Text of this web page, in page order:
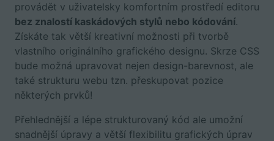
provádět v uživatelsky komfortním prostředí editoru
bez znalostí kaskádových stylů nebo kódování.
Získáte tak větší kreativní možnosti při tvorbě
vlastního originálního grafického designu. Skrze CSS
bude možná upravovat nejen design-barevnost, ale
také strukturu webu tzn. přeskupovat pozice
některých prvků!
Přehlednější a lépe strukturovaný kód ale umožní
snadnější úpravy a větší flexibilitu grafických úprav